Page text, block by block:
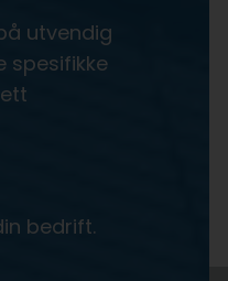
utvendig
spesifikke
bedrift.